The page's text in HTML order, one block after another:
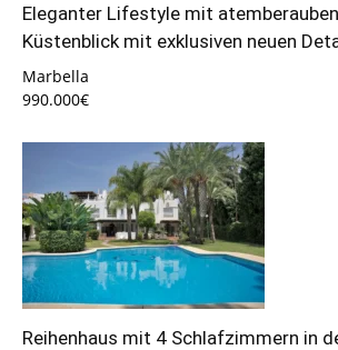
Eleganter Lifestyle mit
Küstenblick mit exklusiven neuen
Marbella
990.000€
Reihenhaus mit 4 Schlafzimmern in